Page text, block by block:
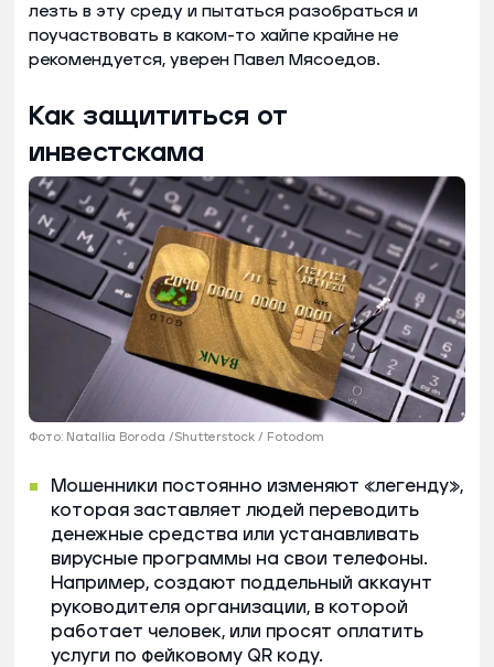
лезть в эту среду и пытаться разобраться и
поучаствовать в каком-то хайпе крайне не
рекомендуется, уверен Павел Мясоедов.
Как защититься от
инвестскама
Фото: Natallia Boroda /Shutterstock / Fotodom
Мошенники постоянно изменяют «легенду»,
которая заставляет людей переводить
денежные средства или устанавливать
вирусные программы на свои телефоны.
Например, создают поддельный аккаунт
руководителя организации, в которой
работает человек, или просят оплатить
услуги по фейковому QR коду.